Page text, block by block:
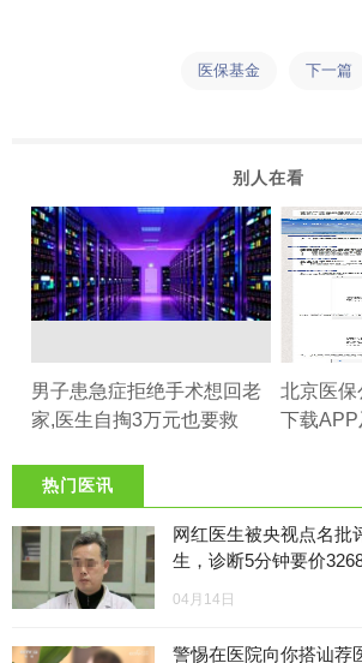
医保基金 下一篇
别人在看
男子患急症拒绝手术想回老
家,医生自掏3万元也要救
北京医保
下载APP
热门医讯
网红医生被央视点名批
生，诊断5分钟要价
04月14日
警惕在医院向你搭讪荐